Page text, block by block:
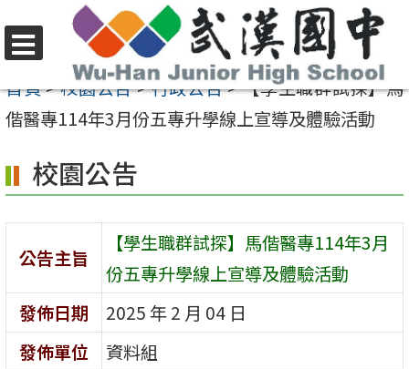
至
要
容
區
選
單
首頁>校園公告>行政公告>【學生職群試探】馬
偕醫專114年3月份五專升學線上宣導及體驗活動
校園公告
公告主旨
【學生職群試探】馬偕醫專114年3月
份五專升學線上宣導及體驗活動
發佈日期
2025 年 2 月 04 日
發佈單位
資料組